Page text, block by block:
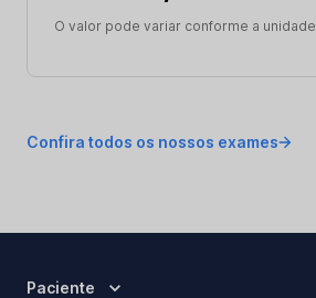
O valor pode variar conforme a unidade
Confira todos os nossos exames
Paciente